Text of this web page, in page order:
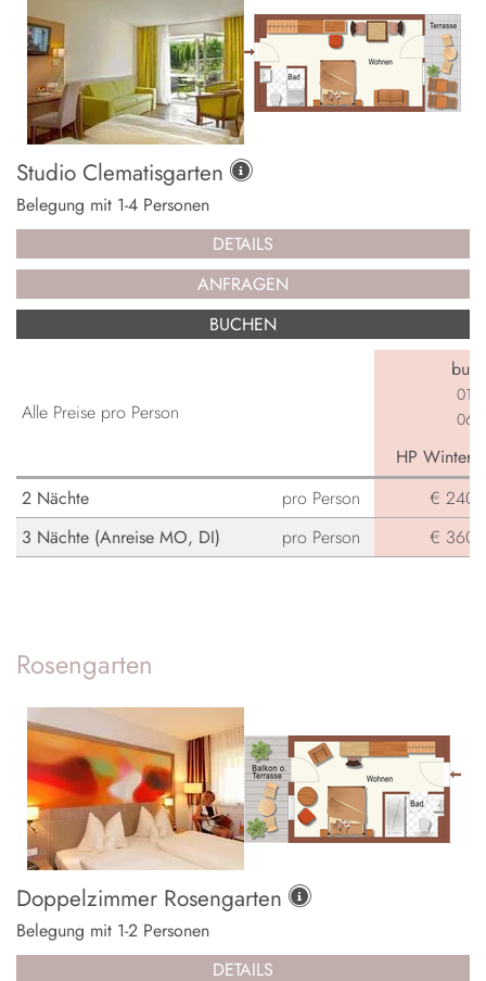
Studio Clematisgarten
Belegung mit 1-4 Personen
DETAILS
ANFRAGEN
BUCHEN
Alle Preise pro Person
HP
2 Nächte
pro Person
€ 240,-
3 Nächte (Anreise MO, DI)
pro Person € 360,-
Rosengarten
Doppelzimmer Rosengarten
Belegung mit 1-2 Personen
DETAILS